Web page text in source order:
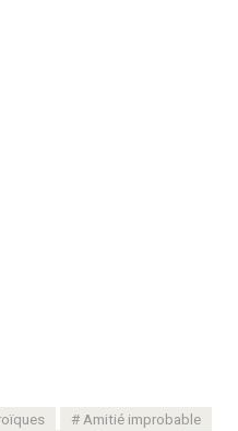
Amitié improbable